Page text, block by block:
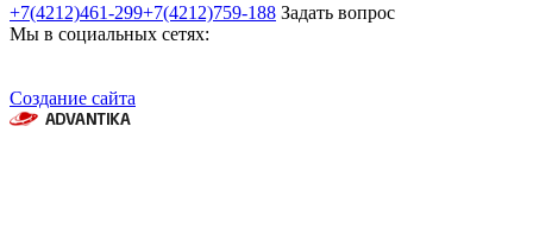
+7(4212)461-299+7(4212)759-188 Задать вопрос
Мы в социальных сетях:
Создание сайта